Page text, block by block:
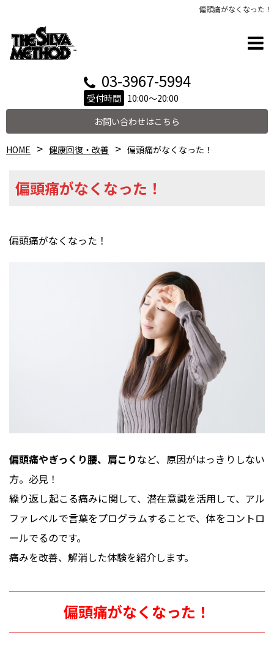
偏頭痛がなくなった！
03-3967-5994
受付時間 10:00～20:00
お問い合わせはこちら
HOME 健康回復・改善 偏頭痛がなくなった！
偏頭痛がなくなった！
偏頭痛がなくなった！
偏頭痛やぎっくり腰、肩こりなど、原因がはっきりしない
方。必見！
繰り返し起こる痛みに関して、潜在意識を活用して、アル
ファレベルで言葉をプログラムすることで、体をコントロ
ールでるのです。
痛みを改善、解消した体験を紹介します。
偏頭痛がなくなった！